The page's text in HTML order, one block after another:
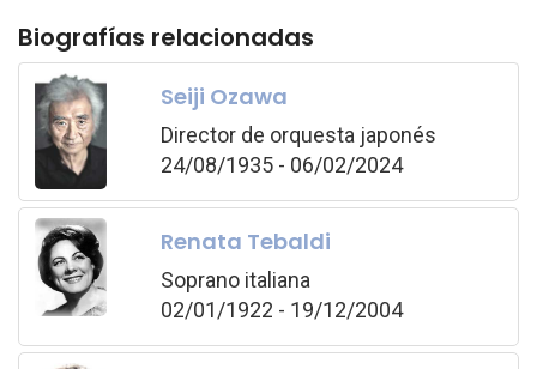
Biografías relacionadas
Seiji Ozawa
Director de orquesta japonés
24/08/1935 - 06/02/2024
Renata Tebaldi
Soprano italiana
02/01/1922 - 19/12/2004